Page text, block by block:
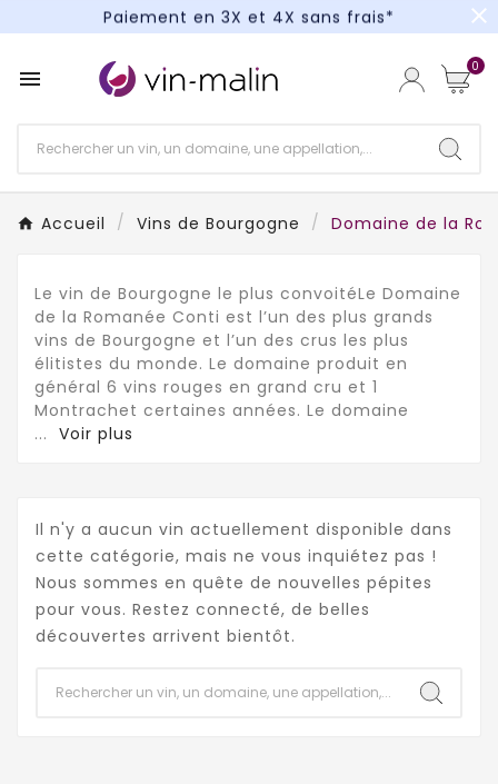
Paiement en 3X et 4X sans frais*
Paiement en 3X et 4X sans frais*
close
 0
Accueil Vins de Bourgogne Domaine de la
Le vin de Bourgogne le plus convoitéLe Domaine
de la Romanée Conti est l’un des plus grands
vins de Bourgogne et l’un des crus les plus
élitistes du monde. Le domaine produit en
général 6 vins rouges en grand cru et 1
Montrachet certaines années. Le domaine
... Voir plus
Il n'y a aucun vin actuellement disponible dans
cette catégorie, mais ne vous inquiétez pas !
Nous sommes en quête de nouvelles pépites
pour vous. Restez connecté, de belles
découvertes arrivent bientôt.